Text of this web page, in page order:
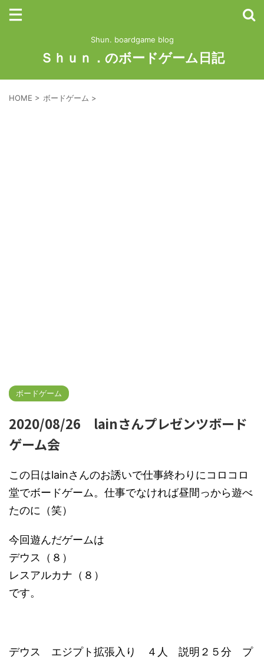
Shun. boardgame blog
Ｓｈｕｎ．のボードゲーム日記
HOME > ボードゲーム >
ボードゲーム
2020/08/26 lainさんプレゼンツボード
ゲーム会
この日はlainさんのお誘いで仕事終わりにコロコロ
堂でボードゲーム。仕事でなければ昼間っから遊べ
たのに（笑）
今回遊んだゲームは
デウス（８）
レスアルカナ（８）
です。
デウス エジプト拡張入り ４人 説明２５分 プ